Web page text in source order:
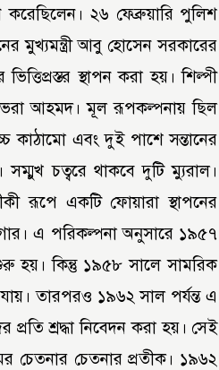
করেছিলেন। ২৬ ফেব্রুয়ারি পুলিশ
মুখ্যমন্ত্রী আবু হোসেন সরকারের
স্থাপন করা হয়। শিল্পী
আহমদ। মূল রূপকল্পনায় ছিল
কাঠামো এবং দুই পাশে সন্তানের
চত্বরে থাকবে দুটি ম্যুরাল।
রূপে একটি ফোয়ারা স্থাপনের
এ পরিকল্পনা অনুসারে ১৯৫৭
শুরু হয়। কিন্তু ১৯৫৮ সালে সামরিক
তারপরও ১৯৬২ সাল পর্যন্ত এ
শ্রদ্ধা নিবেদন করা হয়। সেই
চেতনার চেতনার প্রতীক। ১৯৬২